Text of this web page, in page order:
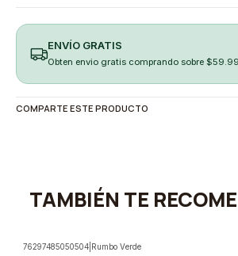
ENVÍO GRATIS
Obten envio gratis comprando sobre
COMPARTE ESTE PRODUCTO
TAMBIÉN TE
76297485050504 Rumbo Verde